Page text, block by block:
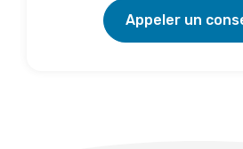
Appeler un